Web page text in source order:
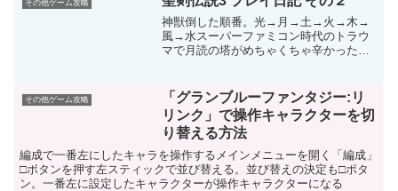
その他ゲーム攻略
神獣倒した順番。光→月→土→火→木→
風→水スーパーファミコン時代のトラウ
マで月読の塔がめちゃくちゃ辛かった記
殺技を回避できるようになったからだと
思います。逆にボスは風属...
その他ゲーム攻略
「グランブルーファンタジー:リ
リンク」で操作キャラクターを切
り替える方法
編成で一番左にしたキャラを操作するメインメニューを開く「編成」
□ボタンを押す左スティックで並び替える。並び替えの決定も□ボタ
ン。一番左に設定したキャラクターが操作キャラクターになる